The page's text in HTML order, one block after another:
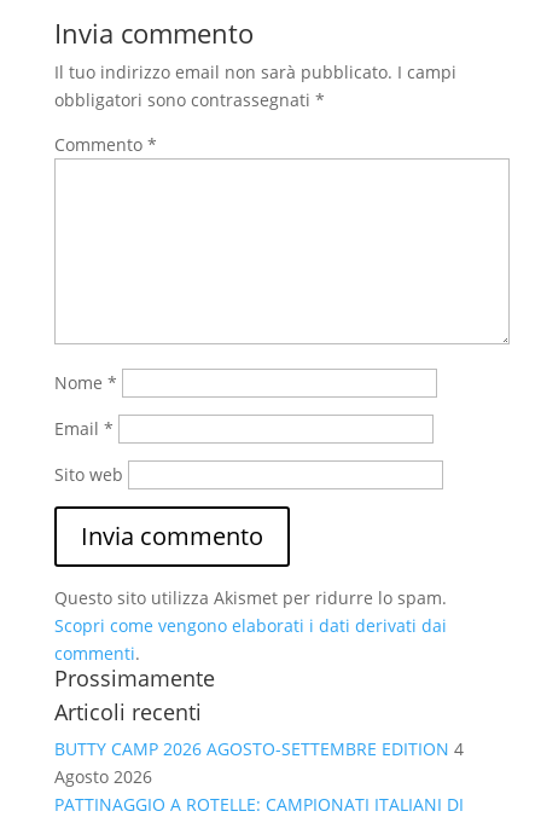
Invia commento
Il tuo indirizzo email non sarà pubblicato. I campi
obbligatori sono contrassegnati *
Commento *
Nome *
Email *
Sito web
Questo sito utilizza Akismet per ridurre lo spam.
Scopri come vengono elaborati i dati derivati dai
commenti.
Prossimamente
Articoli recenti
BUTTY CAMP 2026 AGOSTO-SETTEMBRE EDITION 4
Agosto 2026
PATTINAGGIO A ROTELLE: CAMPIONATI ITALIANI DI